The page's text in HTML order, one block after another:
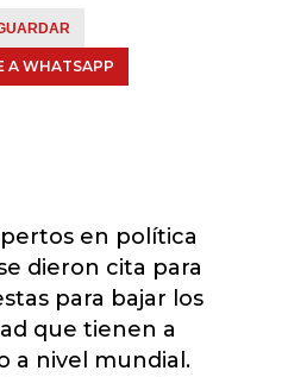
A WHATSAPP
en política
dieron cita para
para bajar los
que tienen a
a nivel mundial.